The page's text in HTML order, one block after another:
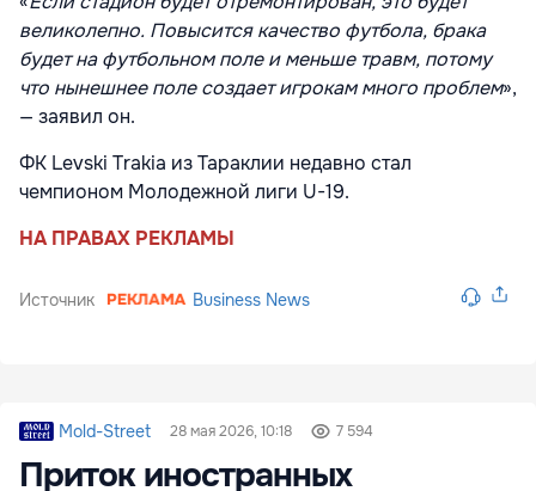
великолепно. Повысится качество футбола, брака
будет на футбольном поле и меньше травм, потому
что нынешнее поле создает игрокам много проблем»,
— заявил он.
ФК Levski Trakia из Тараклии недавно стал
чемпионом Молодежной лиги U-19.
НА ПРАВАХ РЕКЛАМЫ
Источник Business News
Mold-Street 28 мая 2026, 10:18 7 594
Приток иностранных